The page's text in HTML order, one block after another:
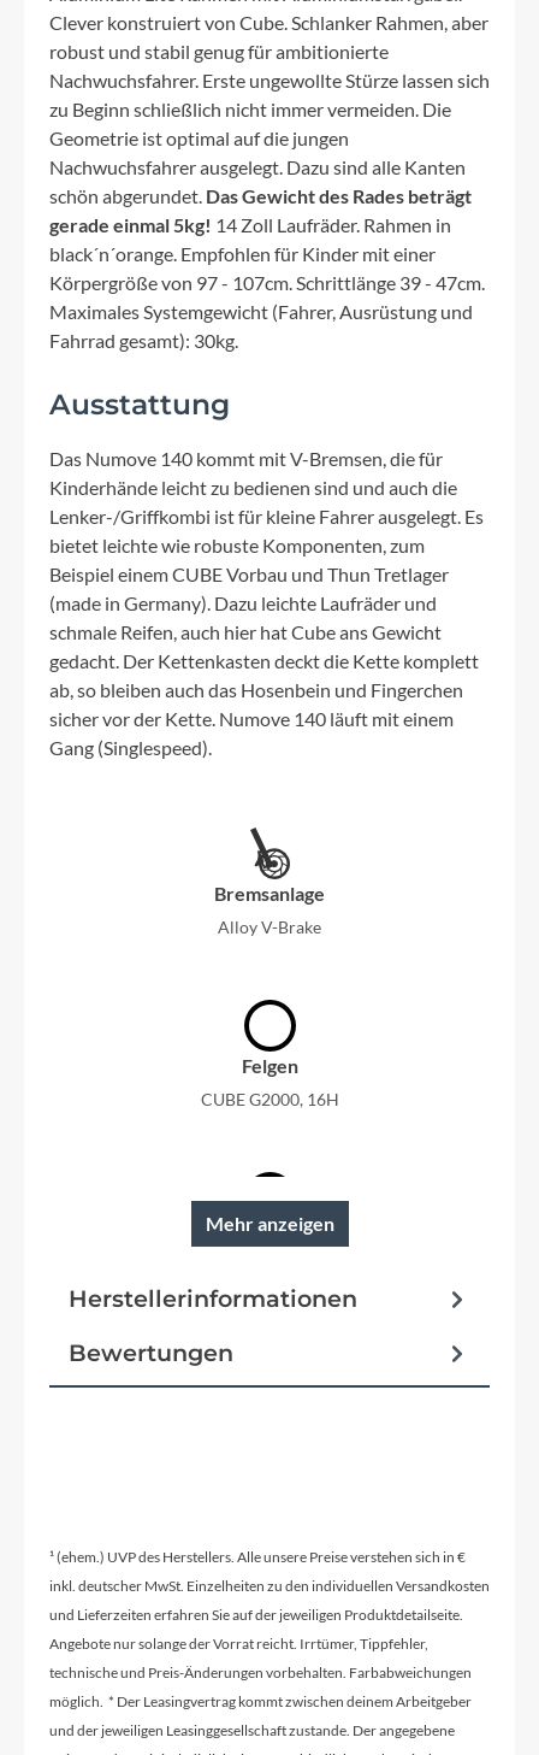
Clever konstruiert von Cube. Schlanker Rahmen, aber
robust und stabil genug für ambitionierte
Nachwuchsfahrer. Erste ungewollte Stürze lassen sich
zu Beginn schließlich nicht immer vermeiden. Die
Geometrie ist optimal auf die jungen
Nachwuchsfahrer ausgelegt. Dazu sind alle Kanten
schön abgerundet. Das Gewicht des Rades beträgt
gerade einmal 5kg! 14 Zoll Laufräder. Rahmen in
black´n´orange. Empfohlen für Kinder mit einer
Körpergröße von 97 - 107cm. Schrittlänge 39 - 47cm.
Maximales Systemgewicht (Fahrer, Ausrüstung und
Fahrrad gesamt): 30kg.
Ausstattung
Das Numove 140 kommt mit V-Bremsen, die für
Kinderhände leicht zu bedienen sind und auch die
Lenker-/Griffkombi ist für kleine Fahrer ausgelegt. Es
bietet leichte wie robuste Komponenten, zum
Beispiel einem CUBE Vorbau und Thun Tretlager
(made in Germany). Dazu leichte Laufräder und
schmale Reifen, auch hier hat Cube ans Gewicht
gedacht. Der Kettenkasten deckt die Kette komplett
ab, so bleiben auch das Hosenbein und Fingerchen
sicher vor der Kette. Numove 140 läuft mit einem
Gang (Singlespeed).
Bremsanlage
Alloy V-Brake
Felgen
CUBE G2000, 16H
Reifen
CUBE PP MTB
Rahmentyp
Diamant
Modelljahr
2026
Mehr anzeigen
Herstellerinformationen
Bewertungen
¹ (ehem.) UVP des Herstellers. Alle unsere Preise verstehen sich in €
inkl. deutscher MwSt. Einzelheiten zu den individuellen Versandkosten
und Lieferzeiten erfahren Sie auf der jeweiligen Produktdetailseite.
Angebote nur solange der Vorrat reicht. Irrtümer, Tippfehler,
technische und Preis-Änderungen vorbehalten. Farbabweichungen
möglich. * Der Leasingvertrag kommt zwischen deinem Arbeitgeber
und der jeweiligen Leasinggesellschaft zustande. Der angegebene